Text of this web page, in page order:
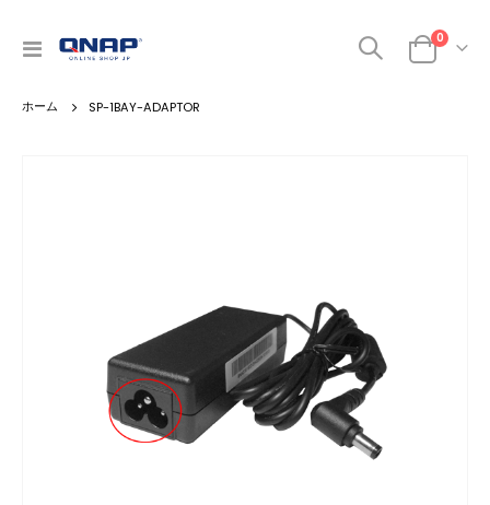
ナ
呼
カート
0商品
SP-1BAY-ADAPTOR